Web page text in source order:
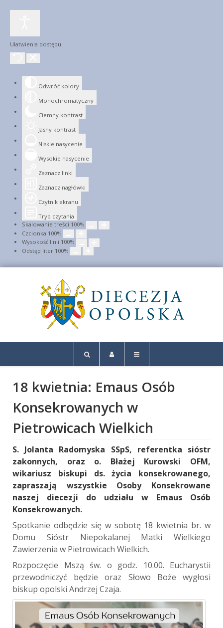
Ułatwienia dostępu
Odwróć kolory
Monochromatyczny
Ciemny kontrast
Jasny kontrast
Niskie nasycenie
Wysokie nasycenie
Zaznacz linki
Zaznacz nagłówki
Czytnik ekranu
Tryb czytania
Skalowanie treści 100%
Czcionka 100%
Wysokość linii 100%
Odstęp liter 100%
18 kwietnia: Emaus Osób
Konsekrowanych w
Pietrowicach Wielkich
S. Jolanta Radomyska SSpS, referentka sióstr
zakonnych, oraz o. Błażej Kurowski OFM,
wikariusz biskupi ds. życia konsekrowanego,
zapraszają wszystkie Osoby Konsekrowane
naszej diecezji do udziału w Emaus Osób
Konsekrowanych.
Spotkanie odbędzie się w sobotę 18 kwietnia br. w
Domu Sióstr Niepokalanej Matki Wielkiego
Zawierzenia w Pietrowicach Wielkich.
Rozpoczęcie Mszą św. o godz. 10.00. Eucharystii
przewodniczyć będzie oraz Słowo Boże wygłosi
biskup opolski Andrzej Czaja.